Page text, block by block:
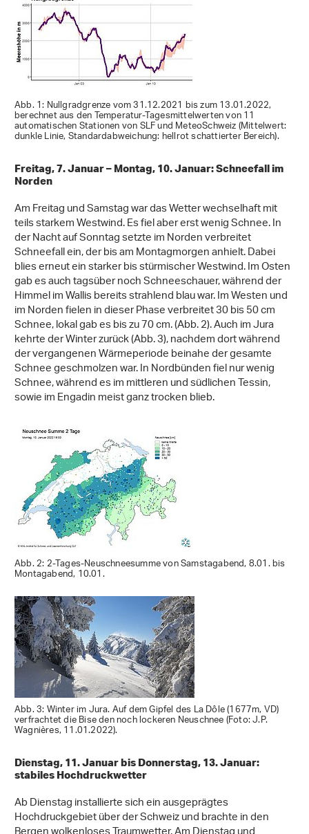
Abb. 1: Nullgradgrenze vom 31.12.2021 bis zum 13.01.2022,
berechnet aus den Temperatur-Tagesmittelwerten von 11
automatischen Stationen von SLF und MeteoSchweiz (Mittelwert:
dunkle Linie, Standardabweichung: hellrot schattierter Bereich).
Freitag, 7. Januar – Montag, 10. Januar: Schneefall im
Norden
Am Freitag und Samstag war das Wetter wechselhaft mit
teils starkem Westwind. Es fiel aber erst wenig Schnee. In
der Nacht auf Sonntag setzte im Norden verbreitet
Schneefall ein, der bis am Montagmorgen anhielt. Dabei
blies erneut ein starker bis stürmischer Westwind. Im Osten
gab es auch tagsüber noch Schneeschauer, während der
Himmel im Wallis bereits strahlend blau war. Im Westen und
im Norden fielen in dieser Phase verbreitet 30 bis 50 cm
Schnee, lokal gab es bis zu 70 cm. (Abb. 2). Auch im Jura
kehrte der Winter zurück (Abb. 3), nachdem dort während
der vergangenen Wärmeperiode beinahe der gesamte
Schnee geschmolzen war. In Nordbünden fiel nur wenig
Schnee, während es im mittleren und südlichen Tessin,
sowie im Engadin meist ganz trocken blieb.
Abb. 2: 2-Tages-Neuschneesumme von Samstagabend, 8.01. bis
Montagabend, 10.01.
Abb. 3: Winter im Jura. Auf dem Gipfel des La Dôle (1677m, VD)
verfrachtet die Bise den noch lockeren Neuschnee (Foto: J.P.
Wagnières, 11.01.2022).
Dienstag, 11. Januar bis Donnerstag, 13. Januar:
stabiles Hochdruckwetter
Ab Dienstag installierte sich ein ausgeprägtes
Hochdruckgebiet über der Schweiz und brachte in den